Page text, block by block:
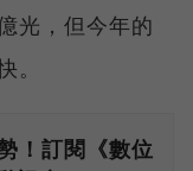
光，但今年的
。
！訂閱《數位